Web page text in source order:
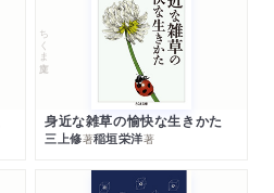
ちくま文庫
身近な雑草の愉快な生きかた
三上修著稲垣栄洋著